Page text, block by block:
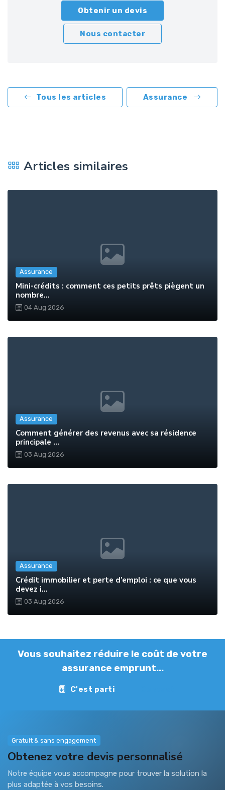
Obtenir un devis
Nous contacter
Tous les articles Assurance
Articles similaires
Assurance
Mini-crédits : comment ces petits prêts piègent un
nombre...
04 Aug 2026
Assurance
Comment générer des revenus avec sa résidence
principale ...
03 Aug 2026
Assurance
Crédit immobilier et perte d’emploi : ce que vous
devez i...
03 Aug 2026
Vous souhaitez réduire le coût de votre
assurance emprunt...
C'est parti
Gratuit & sans engagement
Obtenez votre devis personnalisé
Notre équipe vous accompagne pour trouver la solution la
plus adaptée à vos besoins.